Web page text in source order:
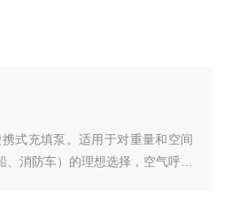
式充填泵。适用于对重量和空间
消防车）的理想选择，空气呼吸